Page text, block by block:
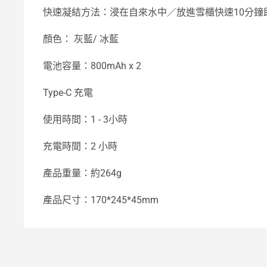
快速凝結方法：浸在自來水中／放進雪櫃快速10分鐘
顏色： 灰藍/ 冰藍
電池容量：800mAh x 2
Type-C 充電
使用時間：1 - 3小時
充電時間：2 小時
產品重量：約264g
產品尺寸：170*245*45mm